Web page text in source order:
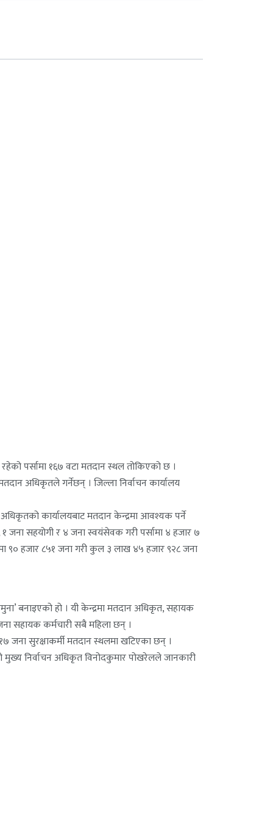
पर्सामा १६७ वटा मतदान स्थल तोकिएको छ ।
अधिकृतले गर्नेछन् । जिल्ला निर्वाचन कार्यालय
अधिकृतको कार्यालयबाट मतदान केन्द्रमा आवश्यक पर्ने
सहयोगी र ४ जना स्वयंसेवक गरी पर्सामा ४ हजार ७
मा ९० हजार ८५१ जना गरी कुल ३ लाख ४५ हजार ९२८ जना
बनाइएको हो । यी केन्द्रमा मतदान अधिकृत, सहायक
सहायक कर्मचारी सबै महिला छन् ।
जना सुरक्षाकर्मी मतदान स्थलमा खटिएका छन् ।
मुख्य निर्वाचन अधिकृत विनोदकुमार पोखरेलले जानकारी